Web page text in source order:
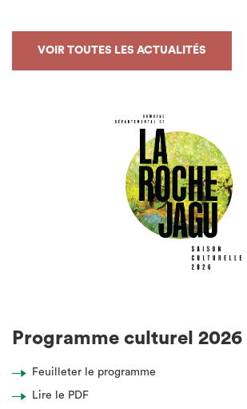
VOIR TOUTES LES ACTUALITÉS
Programme culturel 2026
Feuilleter le programme
Lire le PDF